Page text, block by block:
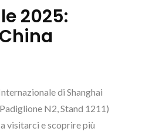
2025:
di Shanghai
N2, Stand 1211)
visitarci e scoprire più